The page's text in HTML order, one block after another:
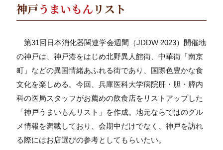
神戸うまいもんリスト
第31回日本消化器関連学会週間（JDDW 2023）開催地
の神戸は、神戸港をはじめ北野異人館街、中華街「南京
町」などの異国情緒あふれる街であり、国際色豊かな食
文化を楽しめる。今回、兵庫医科大学病院肝・胆・膵内
科の医局スタッフがお薦めの飲食店をリストアップした
「神戸うまいもんリスト」を作成。地元ならではのグル
メ情報を満載しており、会期中だけでなく、神戸を訪れ
る際にはお店選びの参考としてもらいたい。